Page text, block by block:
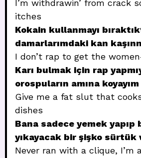
I’m withdrawin’ from crack
itches
Kokain kullanmayı
damarlarımdaki kan
I don’t rap to get the
Karı bulmak için rap
orospuların amına koyayım
Give me a fat slut that
dishes
Bana sadece yemek yapıp
yıkayacak bir şişko sürtük
Never ran with a clique, I’m